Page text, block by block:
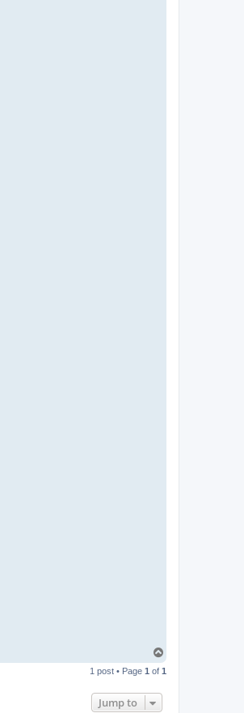
p
1 post • Page 1 of 1
Jump to